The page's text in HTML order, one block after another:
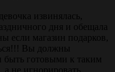
извинялась,
дня и обещала
если магазин подарков,
Вы должны
быть готовыми к таким
не игнорировать.